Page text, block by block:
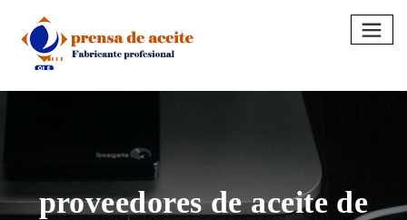
content
proveedores de aceite de